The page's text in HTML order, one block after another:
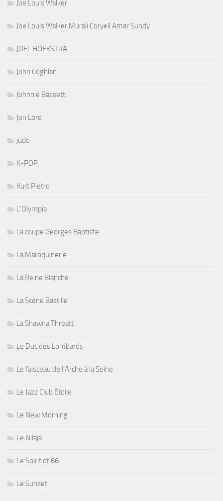
Joe Louis Walker
Joe Louis Walker Murali Coryell Amar Sundy
JOEL HOEKSTRA
John Coghlan
Johnnie Bassett
Jon Lord
judo
K-POP
Kurt Pietro
L'Olympia
La coupe Georges Baptiste
La Maroquinerie
La Reine Blanche
La Scène Bastille
La Shawna Threatt
Le Duc des Lombards
Le faisceau de l'Arche à la Seine
Le Jazz Club Étoile
Le New Morning
Le Nilaja
Le Spirit of 66
Le Sunset